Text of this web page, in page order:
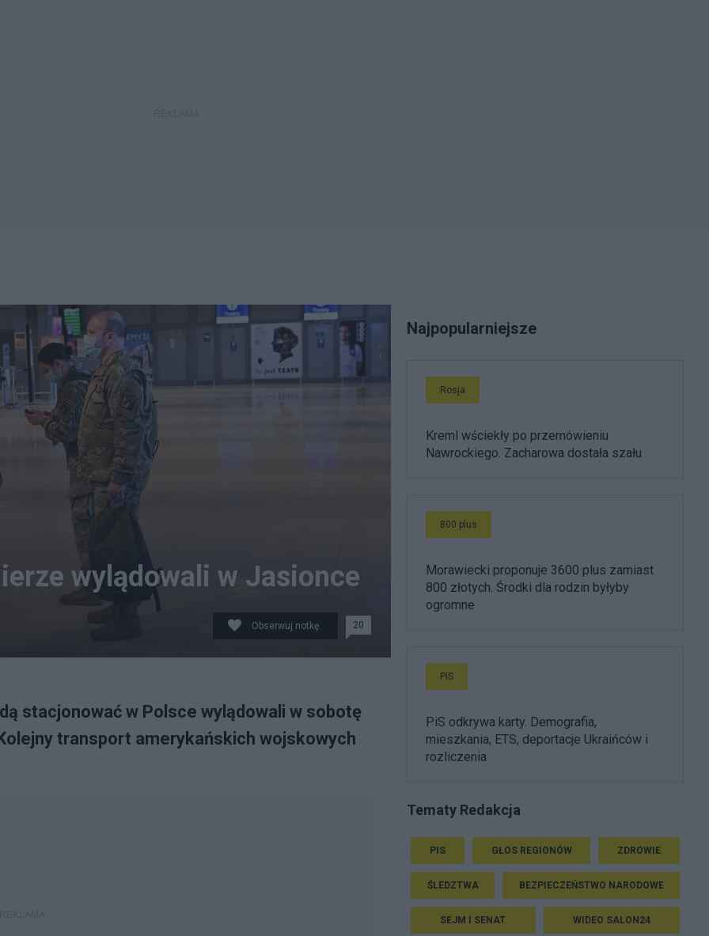
wylądowali w Jasionce
Obserwuj notkę 20
stacjonować w Polsce wylądowali w sobotę
transport amerykańskich wojskowych
Najpopularniejsze
Rosja
Kreml wściekły po przemówieniu
Nawrockiego. Zacharowa dostała szału
800 plus
Morawiecki proponuje 3600 plus zamiast
800 złotych. Środki dla rodzin byłyby
ogromne
PiS
PiS odkrywa karty. Demografia,
mieszkania, ETS, deportacje Ukraińców i
rozliczenia
Tematy Redakcja
PIS GŁOS REGIONÓW ZDROWIE
ŚLEDZTWA BEZPIECZEŃSTWO NARODOWE
SEJM I SENAT WIDEO SALON24